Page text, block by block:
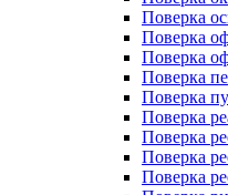
Поверка
Поверка
Поверка
Поверка
Поверка
Поверка
Поверка
Поверка
Поверка